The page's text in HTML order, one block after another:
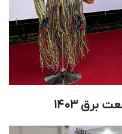
برق ۱۴۰۳